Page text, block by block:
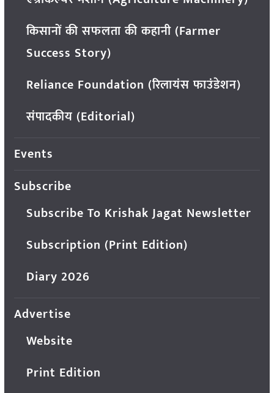
किसानों की सफलता की कहानी (Farmer
Success Story)
Reliance Foundation (रिलायंस फाउंडेशन)
संपादकीय (Editorial)
Events
Subscribe
Subscribe To Krishak Jagat Newsletter
Subscription (Print Edition)
Diary 2026
Advertise
Website
Print Edition